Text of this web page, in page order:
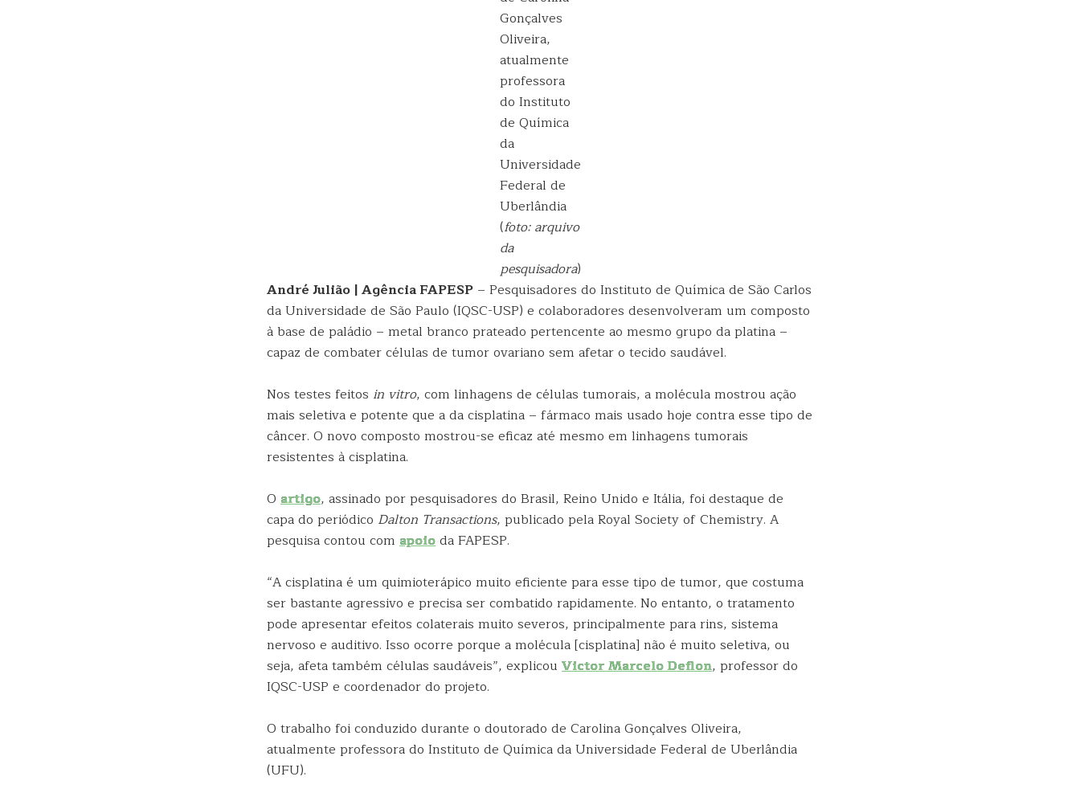
Gonçalves
Oliveira,
atualmente
professora
do Instituto
de Química
da
Universidade
Federal de
Uberlândia
(foto: arquivo
da
pesquisadora)
André Julião | Agência FAPESP – Pesquisadores do Instituto de Química de São Carlos
da Universidade de São Paulo (IQSC-USP) e colaboradores desenvolveram um composto
à base de paládio – metal branco prateado pertencente ao mesmo grupo da platina –
capaz de combater células de tumor ovariano sem afetar o tecido saudável.
Nos testes feitos in vitro, com linhagens de células tumorais, a molécula mostrou ação
mais seletiva e potente que a da cisplatina – fármaco mais usado hoje contra esse tipo de
câncer. O novo composto mostrou-se eficaz até mesmo em linhagens tumorais
resistentes à cisplatina.
O artigo, assinado por pesquisadores do Brasil, Reino Unido e Itália, foi destaque de
capa do periódico Dalton Transactions, publicado pela Royal Society of Chemistry. A
pesquisa contou com apoioda FAPESP.
“A cisplatina é um quimioterápico muito eficiente para esse tipo de tumor, que costuma
ser bastante agressivo e precisa ser combatido rapidamente. No entanto, o tratamento
pode apresentar efeitos colaterais muito severos, principalmente para rins, sistema
nervoso e auditivo. Isso ocorre porque a molécula [cisplatina] não é muito seletiva, ou
seja, afeta também células saudáveis”, explicou Victor Marcelo Deflon, professor do
IQSC-USP e coordenador do projeto.
O trabalho foi conduzido durante o doutorado de Carolina Gonçalves Oliveira,
atualmente professora do Instituto de Química da Universidade Federal de Uberlândia
(UFU).